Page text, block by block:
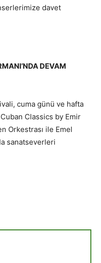
davet
DEVAM
cuma günü ve hafta
Classics by Emir
Orkestrası ile Emel
sanatseverleri